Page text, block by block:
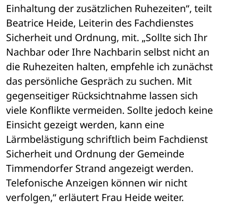
Einhaltung der zusätzlichen Ruhezeiten“, teilt
Beatrice Heide, Leiterin des Fachdienstes
Sicherheit und Ordnung, mit. „Sollte sich Ihr
Nachbar oder Ihre Nachbarin selbst nicht an
die Ruhezeiten halten, empfehle ich zunächst
das persönliche Gespräch zu suchen. Mit
gegenseitiger Rücksichtnahme lassen sich
viele Konflikte vermeiden. Sollte jedoch keine
Einsicht gezeigt werden, kann eine
Lärmbelästigung schriftlich beim Fachdienst
Sicherheit und Ordnung der Gemeinde
Timmendorfer Strand angezeigt werden.
Telefonische Anzeigen können wir nicht
verfolgen,“ erläutert Frau Heide weiter.